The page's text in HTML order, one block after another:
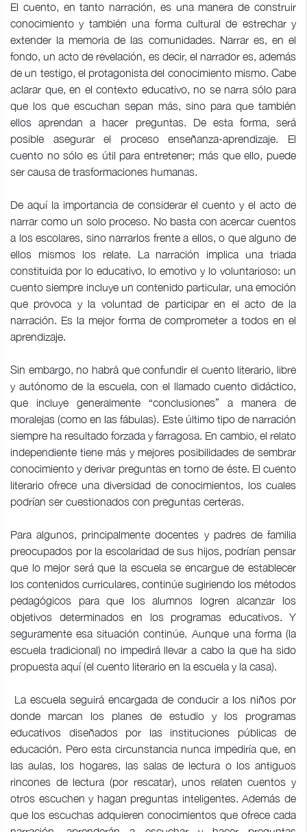
El cuento, en tanto narración, es una manera de construir
conocimiento y también una forma cultural de estrechar y
extender la memoria de las comunidades. Narrar es, en el
fondo, un acto de revelación, es decir, el narrador es, además
de un testigo, el protagonista del conocimiento mismo. Cabe
aclarar que, en el contexto educativo, no se narra sólo para
que los que escuchan sepan más, sino para que también
ellos aprendan a hacer preguntas. De esta forma, será
posible asegurar el proceso enseñanza-aprendizaje. El
cuento no sólo es útil para entretener; más que ello, puede
ser causa de trasformaciones humanas.
De aquí la importancia de considerar el cuento y el acto de
narrar como un solo proceso. No basta con acercar cuentos
a los escolares, sino narrarlos frente a ellos, o que alguno de
ellos mismos los relate. La narración implica una triada
constituida por lo educativo, lo emotivo y lo voluntarioso: un
cuento siempre incluye un contenido particular, una emoción
que provoca y la voluntad de participar en el acto de la
narración. Es la mejor forma de comprometer a todos en el
aprendizaje.
Sin embargo, no habrá que confundir el cuento literario, libre
y autónomo de la escuela, con el llamado cuento didáctico,
que incluye generalmente “conclusiones” a manera de
moralejas (como en las fábulas). Este último tipo de narración
siempre ha resultado forzada y farragosa. En cambio, el relato
independiente tiene más y mejores posibilidades de sembrar
conocimiento y derivar preguntas en torno de éste. El cuento
literario ofrece una diversidad de conocimientos, los cuales
podrían ser cuestionados con preguntas certeras.
Para algunos, principalmente docentes y padres de familia
preocupados por la escolaridad de sus hijos, podrían pensar
que lo mejor será que la escuela se encargue de establecer
los contenidos curriculares, continúe sugiriendo los métodos
pedagógicos para que los alumnos logren alcanzar los
objetivos determinados en los programas educativos. Y
seguramente esa situación continúe. Aunque una forma (la
escuela tradicional) no impedirá llevar a cabo la que ha sido
propuesta aquí (el cuento literario en la escuela y la casa).
La escuela seguirá encargada de conducir a los niños por
donde marcan los planes de estudio y los programas
educativos diseñados por las instituciones públicas de
educación. Pero esta circunstancia nunca impediría que, en
las aulas, los hogares, las salas de lectura o los antiguos
rincones de lectura (por rescatar), unos relaten cuentos y
otros escuchen y hagan preguntas inteligentes. Además de
que los escuchas adquieren conocimientos que ofrece cada